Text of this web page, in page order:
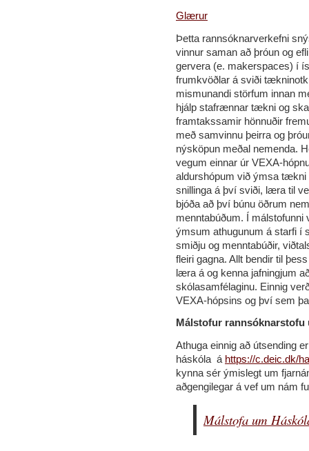
Glærur
Þetta rannsóknarverkefni
vinnur saman að þróun og
gervera (e. makerspaces) í
frumkvöðlar á sviði
mismunandi störfum innan
hjálp stafrænnar tækni og
framtakssamir hönnuðir
með samvinnu þeirra og
nýsköpun meðal nemenda.
vegum einnar úr VEXA-
aldurshópum við ýmsa tækni
snillinga á því sviði, læra til
bjóða að því búnu öðrum
menntabúðum. Í
ýmsum athugunum á starfi í
smiðju og menntabúðir,
fleiri gagna. Allt bendir til
læra á og kenna jafningjum
skólasamfélaginu. Einnig
VEXA-hópsins og því sem
Málstofur rannsóknarstofu
Athuga einnig að útsending
háskóla á https://c.deic.dk/
kynna sér ýmislegt um
aðgengilegar á vef um nám
Málstofa um